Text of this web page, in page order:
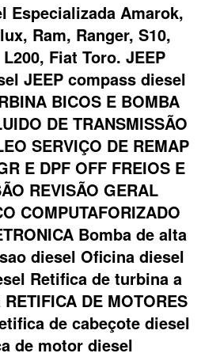
Especializada Amarok,
Ram, Ranger, S10,
Fiat Toro. JEEP
JEEP compass diesel
BICOS E BOMBA
DE TRANSMISSÃO
SERVIÇO DE REMAP
E DPF OFF FREIOS E
REVISÃO GERAL
COMPUTAFORIZADO
Bomba de alta
diesel Oficina diesel
Retifica de turbina a
DE MOTORES
de cabeçote diesel
de motor diesel